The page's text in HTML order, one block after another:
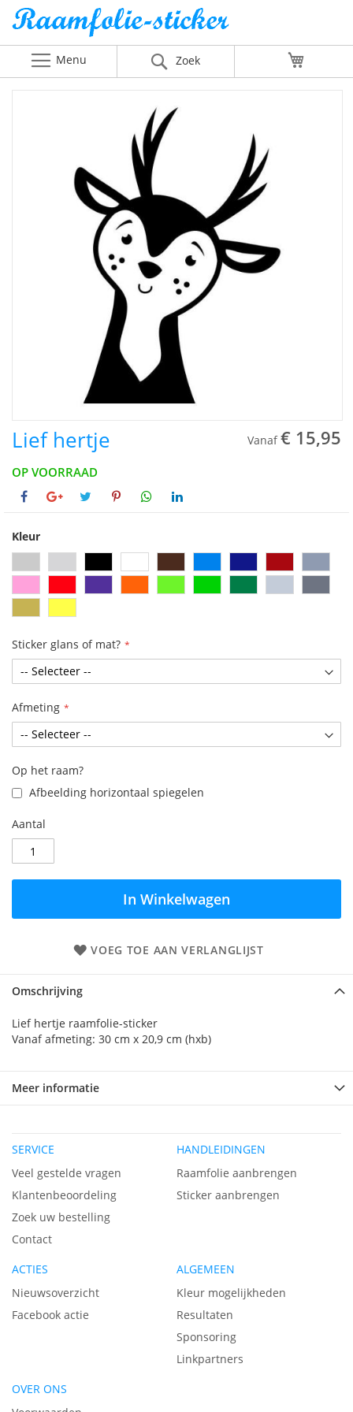
Menu Zoek
Lief hertje Vanaf € 15,95
OP VOORRAAD
Kleur
Sticker glans of mat?
Afmeting
Op het raam?
Afbeelding horizontaal spiegelen
Aantal
In Winkelwagen
VOEG TOE AAN VERLANGLIJST
Omschrijving
Lief hertje raamfolie-sticker
Vanaf afmeting: 30 cm x 20,9 cm (hxb)
Meer informatie
SERVICE
Veel gestelde vragen
Klantenbeoordeling
Zoek uw bestelling
Contact
HANDLEIDINGEN
Raamfolie aanbrengen
Sticker aanbrengen
ACTIES
Nieuwsoverzicht
Facebook actie
ALGEMEEN
Kleur mogelijkheden
Resultaten
Sponsoring
Linkpartners
OVER ONS